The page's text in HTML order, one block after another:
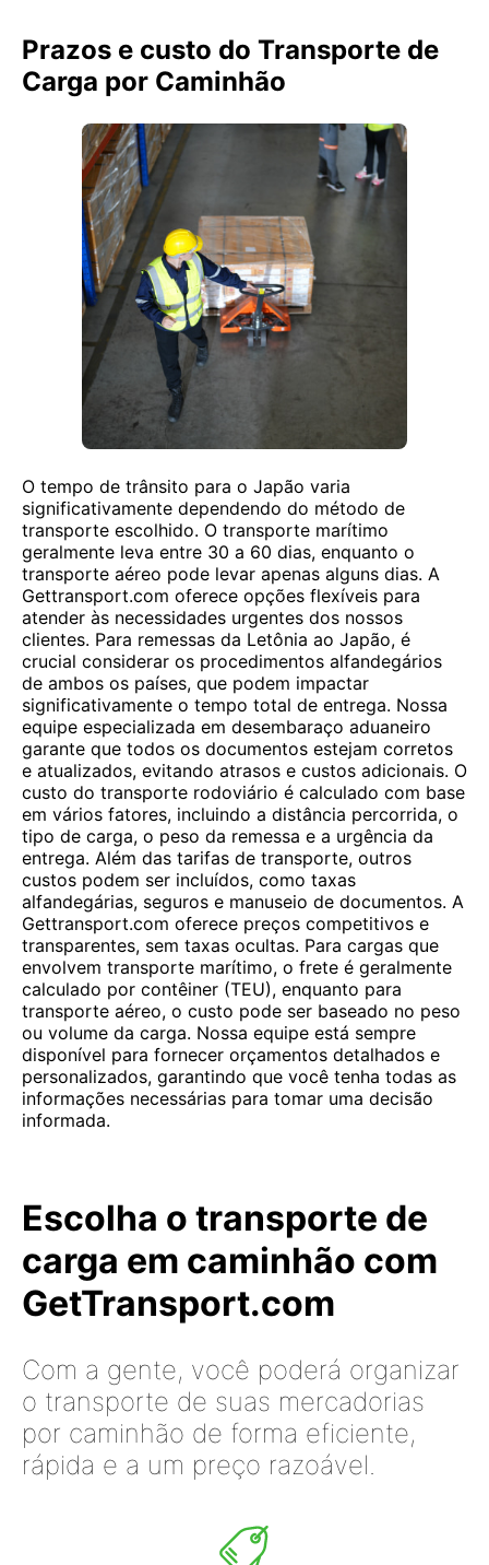
Prazos e custo do Transporte de
Carga por Caminhão
O tempo de trânsito para o Japão varia
significativamente dependendo do método de
transporte escolhido. O transporte marítimo
geralmente leva entre 30 a 60 dias, enquanto o
transporte aéreo pode levar apenas alguns dias. A
Gettransport.com oferece opções flexíveis para
atender às necessidades urgentes dos nossos
clientes. Para remessas da Letônia ao Japão, é
crucial considerar os procedimentos alfandegários
de ambos os países, que podem impactar
significativamente o tempo total de entrega. Nossa
equipe especializada em desembaraço aduaneiro
garante que todos os documentos estejam corretos
e atualizados, evitando atrasos e custos adicionais. O
custo do transporte rodoviário é calculado com base
em vários fatores, incluindo a distância percorrida, o
tipo de carga, o peso da remessa e a urgência da
entrega. Além das tarifas de transporte, outros
custos podem ser incluídos, como taxas
alfandegárias, seguros e manuseio de documentos. A
Gettransport.com oferece preços competitivos e
transparentes, sem taxas ocultas. Para cargas que
envolvem transporte marítimo, o frete é geralmente
calculado por contêiner (TEU), enquanto para
transporte aéreo, o custo pode ser baseado no peso
ou volume da carga. Nossa equipe está sempre
disponível para fornecer orçamentos detalhados e
personalizados, garantindo que você tenha todas as
informações necessárias para tomar uma decisão
informada.
Escolha o transporte de
carga em caminhão com
GetTransport.com
Com a gente, você poderá organizar
o transporte de suas mercadorias
por caminhão de forma eficiente,
rápida e a um preço razoável.